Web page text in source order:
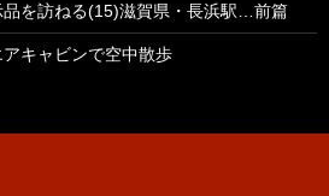
を訪ねる(15)滋賀県・長浜駅…前篇
キャビンで空中散歩